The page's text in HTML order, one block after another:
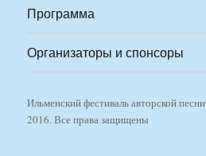
Программа
Организаторы и спонсоры
Ильменский фестиваль авторской песни
2016. Все права защищены